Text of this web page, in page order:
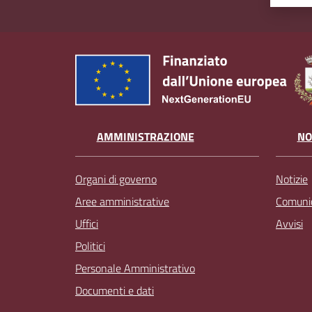
AMMINISTRAZIONE
Organi di governo
Aree amministrative
Uffici
Politici
Personale Amministrativo
Documenti e dati
Notizie
Avvisi